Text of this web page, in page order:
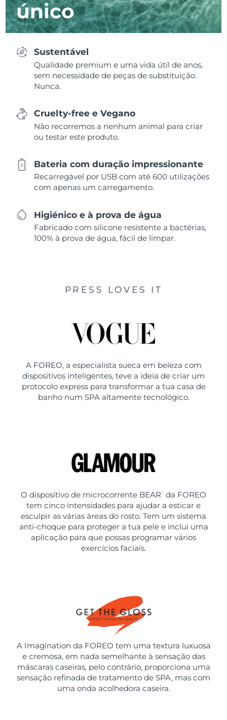
único
Sustentável
Qualidade premium e uma vida útil de anos,
sem necessidade de peças de substituição.
Nunca.
Cruelty-free e Vegano
Não recorremos a nenhum animal para criar
ou testar este produto.
Bateria com duração impressionante
Recarregável por USB com até 600 utilizações
com apenas um carregamento.
Higiénico e à prova de água
Fabricado com silicone resistente a bactérias,
100% à prova de água, fácil de limpar.
PRESS LOVES IT
A FOREO, a especialista sueca em beleza com
dispositivos inteligentes, teve a ideia de criar um
protocolo express para transformar a tua casa de
banho num SPA altamente tecnológico.
O dispositivo de microcorrente BEAR ™
da FOREO
tem cinco intensidades para ajudar a esticar e
esculpir as várias áreas do rosto. Tem um sistema
anti-choque para proteger a tua pele e inclui uma
aplicação para que possas programar vários
exercícios faciais.
A Imagination da FOREO tem uma textura luxuosa
e cremosa, em nada semelhante à sensação das
máscaras caseiras, pelo contrário, proporciona uma
sensação refinada de tratamento de SPA, mas com
uma onda acolhedora caseira.